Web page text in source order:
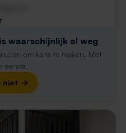
waarschijnlijk al weg
om kans te maken. Met
eerste!
niet →